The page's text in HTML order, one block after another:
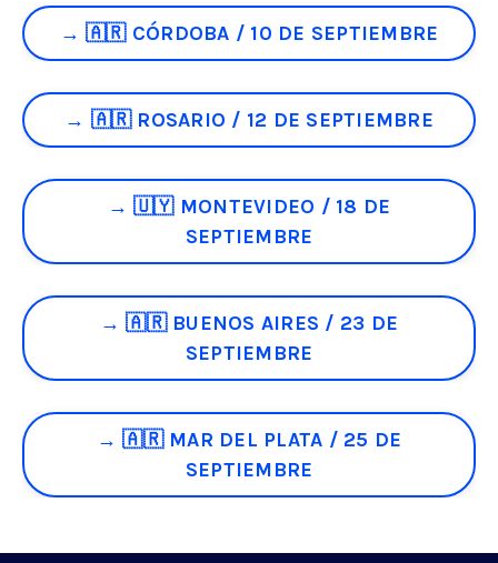
→ 🇦🇷 CÓRDOBA / 10 DE SEPTIEMBRE
→ 🇦🇷 ROSARIO / 12 DE SEPTIEMBRE
→ 🇺🇾 MONTEVIDEO / 18 DE
SEPTIEMBRE
→ 🇦🇷 BUENOS AIRES / 23 DE
SEPTIEMBRE
→ 🇦🇷 MAR DEL PLATA / 25 DE
SEPTIEMBRE